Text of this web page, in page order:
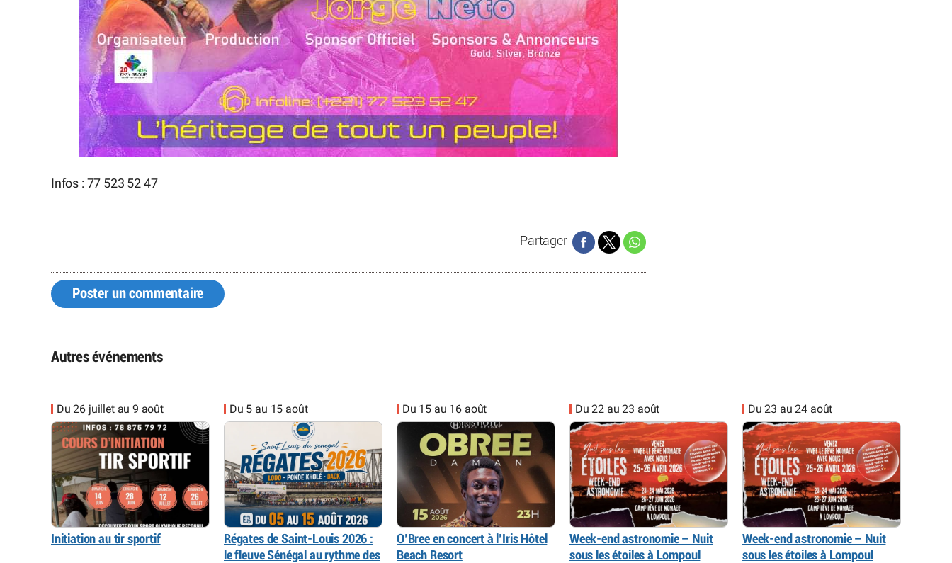
Infos : 77 523 52 47
Partager
Poster un commentaire
Autres événements
Du 26 juillet au 9 août
Initiation au tir sportif
Du 5 au 15 août
Régates de Saint-Louis 2026 :
le fleuve Sénégal au rythme des
Du 15 au 16 août
O’Bree en concert à l’Iris Hôtel
Beach Resort
Du 22 au 23 août
Week-end astronomie – Nuit
sous les étoiles à Lompoul
Du 23 au 24 août
Week-end astronomie – Nuit
sous les étoiles à Lompoul